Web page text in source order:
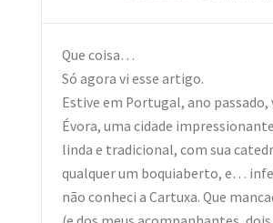
Que coisa…
Só agora vi esse artigo.
Estive em Portugal, ano passado,
Évora, uma cidade
linda e tradicional, com sua
qualquer um boquiaberto, e…
não conheci a Cartuxa. Que